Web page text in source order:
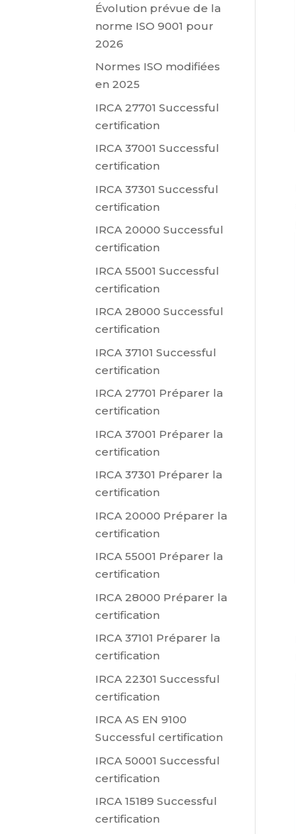
Évolution prévue de la
norme ISO 9001 pour
2026
Normes ISO modifiées
en 2025
IRCA 27701 Successful
certification
IRCA 37001 Successful
certification
IRCA 37301 Successful
certification
IRCA 20000 Successful
certification
IRCA 55001 Successful
certification
IRCA 28000 Successful
certification
IRCA 37101 Successful
certification
IRCA 27701 Préparer la
certification
IRCA 37001 Préparer la
certification
IRCA 37301 Préparer la
certification
IRCA 20000 Préparer la
certification
IRCA 55001 Préparer la
certification
IRCA 28000 Préparer la
certification
IRCA 37101 Préparer la
certification
IRCA 22301 Successful
certification
IRCA AS EN 9100
Successful certification
IRCA 50001 Successful
certification
IRCA 15189 Successful
certification